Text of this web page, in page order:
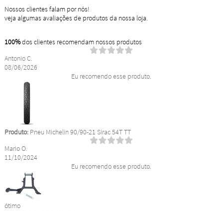
Nossos clientes falam por nós!
veja algumas avaliações de produtos da nossa loja.
100%dos clientes recomendam nossos produtos
Antonio C.
08/06/2026
Eu recomendo esse produto.
Produto:Pneu Michelin 90/90-21 Sirac 54T TT
Mario O.
11/10/2024
Eu recomendo esse produto.
ótimo